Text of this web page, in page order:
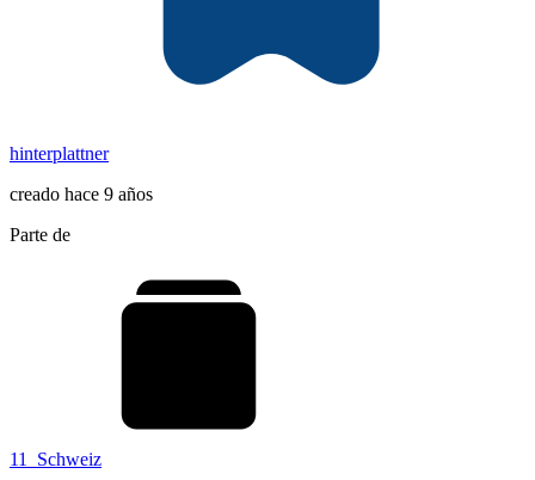
hinterplattner
creado hace 9 años
Parte de
11_Schweiz